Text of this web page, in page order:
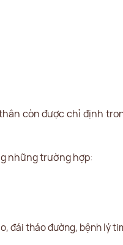
còn được chỉ định
những trường hợp:
đái tháo đường, bệnh lý